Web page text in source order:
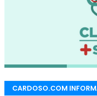
CARDOSO.COM